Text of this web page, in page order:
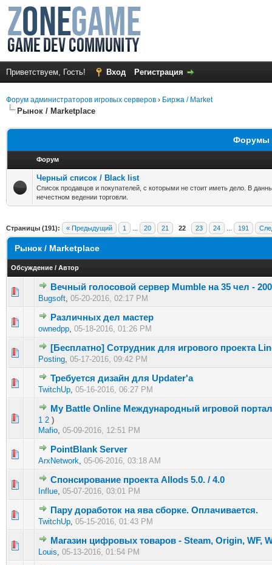
Приветствуем, Гость! Вход Регистрация
Форум администраторов игровых серверов › Биржа / Market
Рынок / Marketplace
Форумы
Форум
Черный список / Black list
Список продавцов и покупателей, с которыми не стоит иметь дело. В
нечестном ведении торговли.
Страницы (191): « Предыдущий 1 20 21 22 23 24 191
Рынок / Marketplace
Обсуждение / Автор
Вечный голосовой сервер Mumble на 35 чел -
Bugsoft, 05-20-2016, 02:17 PM
0 голос(ов) - 0 из 5 в среднем
12345
Различных дел мастер
ownedpp, 05-18-2016, 01:26 PM
0 голос(ов) - 0 из 5 в среднем
1 2345
[Бесплатно] Сотрудник для игрового проекта
Posting, 05-17-2016, 09:42 PM
0 голос(ов) - 0 из 5 в среднем
12345
Требуется дизайн для Updater'a
TwitchUp, 05-16-2016, 06:27 PM
0 голос(ов) - 0 из 5 в среднем
123 45
My Battle Online Международный игровой портал
1 2 )
Mafio, 05-09-2016, 12:51 PM
PointBlank Server
ArxNetwork, 05-06-2016, 03:18 AM
0 голос(ов) - 0 из 5 в среднем
123
Спонсирование проекта Allods 5.0. / 4.0
Influe, 05-07-2016, 03:01 PM
0 голос(ов) - 0 из 5 в среднем
1 2345
Пару доработок на ява сборке. Оплачивается.
TwitchUp, 05-15-2016, 01:43 PM
0 голос(ов) - 0 из 5 в среднем
1234 5
Магазин цифровых товаров - Steam, Origin, WF,
Louis, 05-13-2016, 01:54 PM
1 голос(ов) - 1 из 5 в среднем
12345